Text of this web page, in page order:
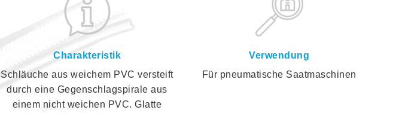
Charakteristik
Schläuche aus weichem PVC versteift
durch eine Gegenschlagspirale aus
einem nicht weichen PVC. Glatte
Verwendung
Für pneumatische Saatmaschinen